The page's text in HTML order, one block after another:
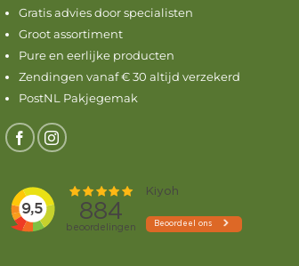
Gratis advies door specialisten
Groot assortiment
Pure en eerlijke producten
Zendingen vanaf € 30 altijd verzekerd
PostNL Pakjegemak